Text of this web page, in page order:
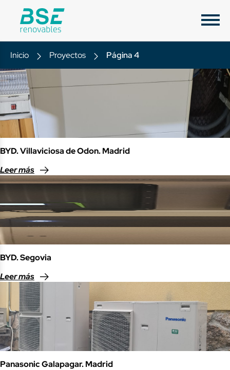
Inicio Proyectos Página 4
BYD. Villaviciosa de Odon. Madrid
Leer más
BYD. Segovia
Leer más
Panasonic Galapagar. Madrid